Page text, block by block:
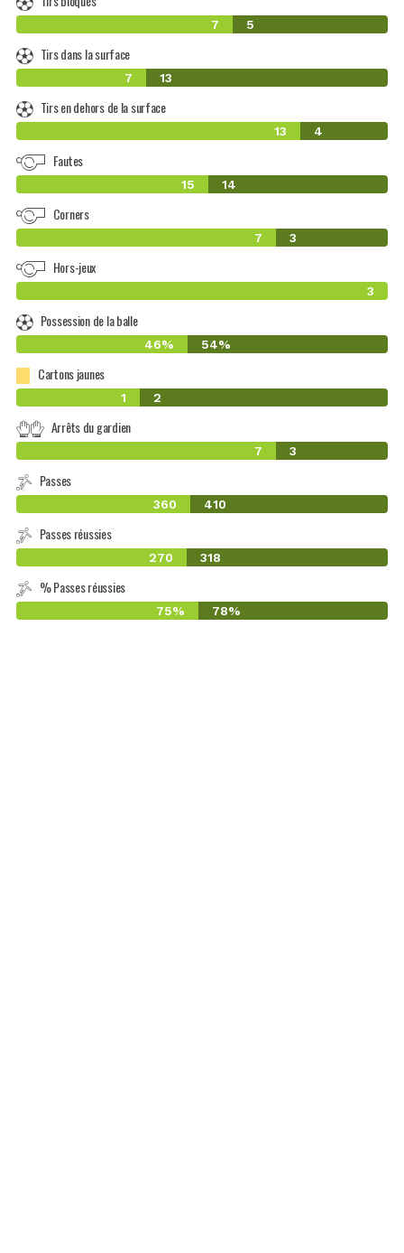
7 5
Tirs dans la surface
7 13
Tirs en dehors de la surface
13 4
Fautes
15 14
Corners
7 3
Hors-jeux
3
Possession de la balle
46% 54%
Cartons jaunes
1 2
Arrêts du gardien
7 3
Passes
360 410
Passes réussies
270 318
% Passes réussies
75% 78%